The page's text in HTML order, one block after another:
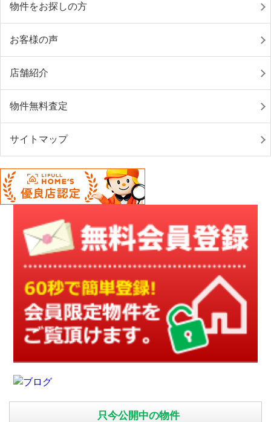
物件をお探しの方
お客様の声
店舗紹介
物件無料査定
サイトマップ
只今公開中の物件